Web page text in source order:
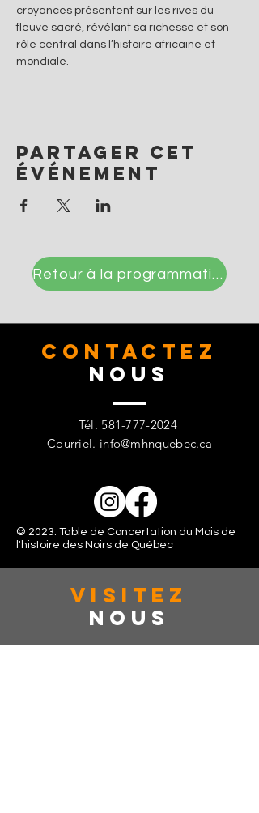
croyances présentent sur les rives du
fleuve sacré, révélant sa richesse et son
rôle central dans l’histoire africaine et
mondiale.
Partager cet
événement
Retour à la programmation
CONTACTez
Nous
Tél.581-777-2024
Courriel. info@mhnquebec.ca
© 2023. Table de Concertation du Mois de
l'histoire des Noirs de Québec
VISITez
Nous